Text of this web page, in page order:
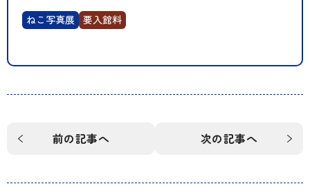
ねこ写真展 要入館料
前の記事へ 次の記事へ